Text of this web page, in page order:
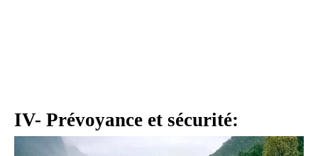
IV- Prévoyance et sécurité: